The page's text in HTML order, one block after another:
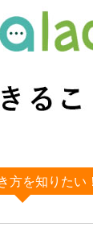
方を知りたい！